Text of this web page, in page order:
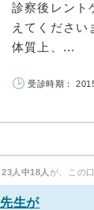
診察後レント
えてください
体質上、...
受診時期：
23人中18人 が、この
先生が